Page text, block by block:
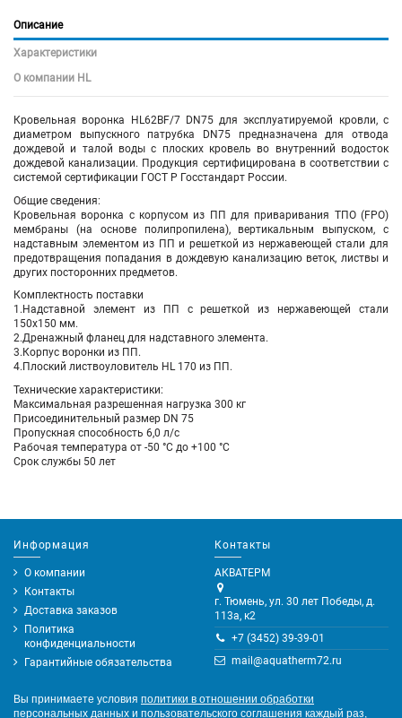
Описание
Характеристики
О компании HL
Кровельная воронка HL62BF/7 DN75 для эксплуатируемой кровли, с
диаметром выпускного патрубка DN75 предназначена для отвода
дождевой и талой воды с плоских кровель во внутренний водосток
дождевой канализации. Продукция сертифицирована в соответствии с
системой сертификации ГОСТ Р Госстандарт России.
Общие сведения:
Кровельная воронка с корпусом из ПП для приваривания ТПО (FPO)
мембраны (на основе полипропилена), вертикальным выпуском, с
надставным элементом из ПП и решеткой из нержавеющей стали для
предотвращения попадания в дождевую канализацию веток, листвы и
других посторонних предметов.
Комплектность поставки
1.Надставной элемент из ПП с решеткой из нержавеющей стали
150х150 мм.
2.Дренажный фланец для надставного элемента.
3.Корпус воронки из ПП.
4.Плоский листвоуловитель HL 170 из ПП.
Технические характеристики:
Максимальная разрешенная нагрузка 300 кг
Присоединительный размер DN 75
Пропускная способность 6,0 л/с
Рабочая температура от -50 °С до +100 °С
Срок службы 50 лет
Информация
О компании
Контакты
Доставка заказов
Политика
конфиденциальности
Гарантийные обязательства
Контакты
АКВАТЕРМ
г. Тюмень, ул. 30 лет Победы, д.
113а, к2
+7 (3452) 39-39-01
mail@aquatherm72.ru
Вы принимаете условия политики в отношении обработки
персональных данных и пользовательского соглашения каждый раз,